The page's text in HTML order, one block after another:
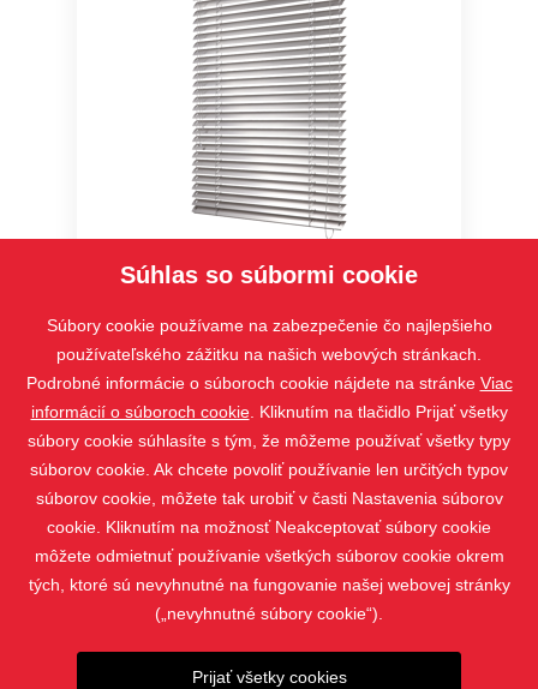
Interiérová žalúzia Cetta 35,50 –
Economy
PRODUKTY
Súhlas so súbormi cookie
Súbory cookie používame na zabezpečenie čo najlepšieho
používateľského zážitku na našich webových stránkach.
Podrobné informácie o súboroch cookie nájdete na stránke Viac
informácií o súboroch cookie. Kliknutím na tlačidlo Prijať všetky
súbory cookie súhlasíte s tým, že môžeme používať všetky typy
súborov cookie. Ak chcete povoliť používanie len určitých typov
súborov cookie, môžete tak urobiť v časti Nastavenia súborov
cookie. Kliknutím na možnosť Neakceptovať súbory cookie
môžete odmietnuť používanie všetkých súborov cookie okrem
tých, ktoré sú nevyhnutné na fungovanie našej webovej stránky
(„nevyhnutné súbory cookie“).
Prijať všetky cookies